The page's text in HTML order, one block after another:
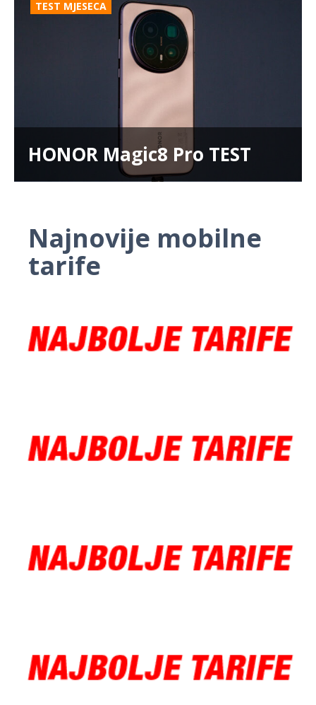
TEST MJESECA
HONOR Magic8 Pro TEST
Najnovije mobilne
tarife